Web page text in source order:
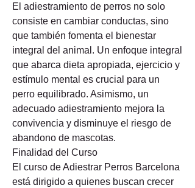
El adiestramiento de perros no solo
consiste en cambiar conductas, sino
que también fomenta el bienestar
integral del animal. Un enfoque integral
que abarca dieta apropiada, ejercicio y
estímulo mental es crucial para un
perro equilibrado. Asimismo, un
adecuado adiestramiento mejora la
convivencia y disminuye el riesgo de
abandono de mascotas.
Finalidad del Curso
El curso de Adiestrar Perros Barcelona
está dirigido a quienes buscan crecer